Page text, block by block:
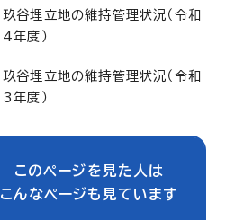
玖谷埋立地の維持管理状況（令和
4年度）
玖谷埋立地の維持管理状況（令和
3年度）
このページを見た人は
こんなページも見ています